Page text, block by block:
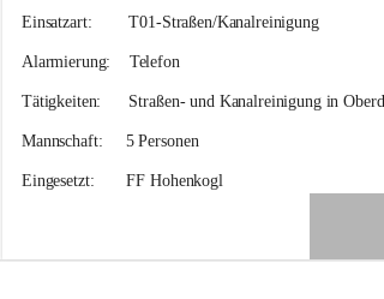
e
n
k
o
l
M
e
Einsatzart: T01-Straßen/Kanalreinigung
Alarmierung: Telefon
Tätigkeiten:
Straßen- und Kanalreinigung in
Mannschaft:
     5 Personen
Eingesetzt:
       FF Hohenkogl